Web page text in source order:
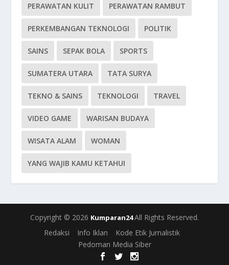
PERAWATAN KULIT PERAWATAN RAMBUT
PERKEMBANGAN TEKNOLOGI POLITIK
SAINS SEPAK BOLA SPORTS
SUMATERA UTARA TATA SURYA
TEKNO & SAINS TEKNOLOGI TRAVEL
VIDEO GAME WARISAN BUDAYA
WISATA ALAM WOMAN
YANG WAJIB KAMU KETAHUI
Copyright © 2026 Kumparan24All Rights Reserved.
Redaksi
Info Iklan
Kode Etik Jurnalistik
Pedoman Media Siber